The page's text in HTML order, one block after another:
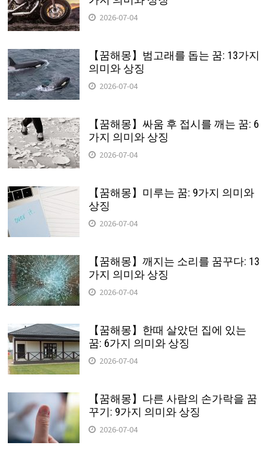
2026-07-04
【꿈해몽】범고래를 돕는 꿈: 13가지
의미와 상징
2026-07-04
【꿈해몽】싸움 후 접시를 깨는 꿈: 6
가지 의미와 상징
2026-07-04
【꿈해몽】미루는 꿈: 9가지 의미와
상징
2026-07-04
【꿈해몽】깨지는 소리를 꿈꾸다: 13
가지 의미와 상징
2026-07-04
【꿈해몽】한때 살았던 집에 있는
꿈: 6가지 의미와 상징
2026-07-04
【꿈해몽】다른 사람의 손가락을 꿈
꾸기: 9가지 의미와 상징
2026-07-04